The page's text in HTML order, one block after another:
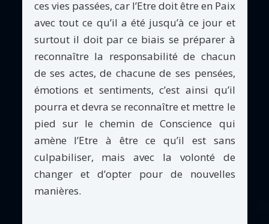
ces vies passées, car l’Etre doit être en Paix
avec tout ce qu’il a été jusqu’à ce jour et
surtout il doit par ce biais se préparer à
reconnaître la responsabilité de chacun
de ses actes, de chacune de ses pensées,
émotions et sentiments, c’est ainsi qu’il
pourra et devra se reconnaître et mettre le
pied sur le chemin de Conscience qui
amène l’Etre à être ce qu’il est sans
culpabiliser, mais avec la volonté de
changer et d’opter pour de nouvelles
manières.